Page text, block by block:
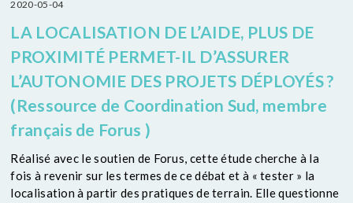
2020-05-04
LA LOCALISATION DE L’AIDE, PLUS DE
PROXIMITÉ PERMET-IL D’ASSURER
L’AUTONOMIE DES PROJETS DÉPLOYÉS ?
(Ressource de Coordination Sud, membre
français de Forus )
Réalisé avec le soutien de Forus, cette étude cherche à la
fois à revenir sur les termes de ce débat et à « tester » la
localisation à partir des pratiques de terrain. Elle questionne